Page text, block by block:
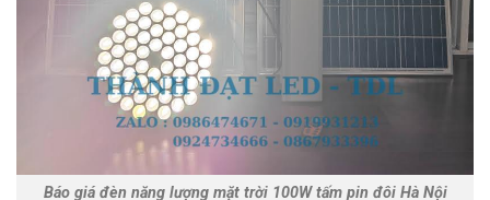
Báo giá đèn năng lượng mặt trời 100W tấm pin đôi Hà Nội